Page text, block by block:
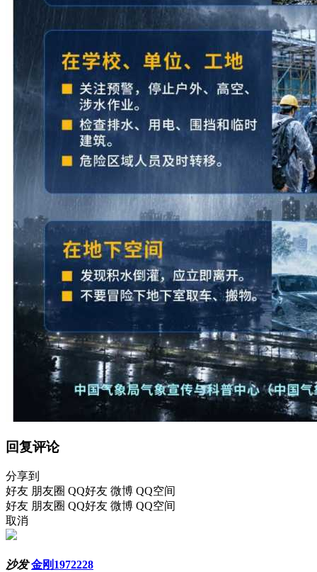
回复评论
分享到
好友 朋友圈 QQ好友 微博 QQ空间
好友 朋友圈 QQ好友 微博 QQ空间
取消
沙发 金刚1972228